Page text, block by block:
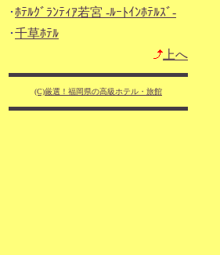
･ﾎﾃﾙｸﾞﾗﾝﾃｨｱ若宮 -ﾙｰﾄｲﾝﾎﾃﾙｽﾞ-
･千草ﾎﾃﾙ
上へ
(C)厳選！福岡県の高級ホテル・旅館